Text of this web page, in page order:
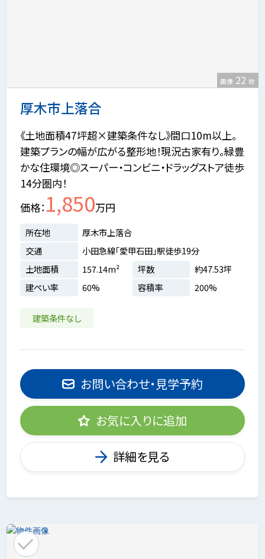
厚木市上落合
画像 22 枚
《土地面積47坪超×建築条件なし》間口10m以上。
建築プランの幅が広がる整形地！現況古家有り。緑豊
かな住環境◎スーパー・コンビニ・ドラッグストア徒歩
14分圏内！
価格 1,850万円
所在地
厚木市上落合
交通
小田急線「愛甲石田」駅徒歩19分
土地面積
157.14m² 坪数
約47.53坪
建ぺい率
60% 容積率 200%
建築条件なし
お問い合わせ・見学予約
お気に入りに追加
詳細を見る